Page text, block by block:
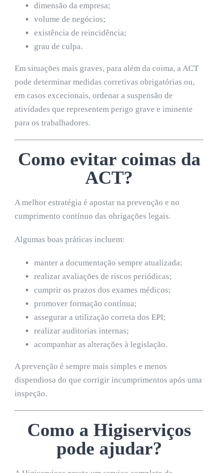
dimensão da empresa;
volume de negócios;
existência de reincidência;
grau de culpa.
Em situações mais graves, para além da coima, a ACT
pode determinar medidas corretivas obrigatórias ou,
em casos excecionais, ordenar a suspensão de
atividades que representem perigo grave e iminente
para os trabalhadores.
Como evitar coimas da
ACT?
A melhor estratégia é apostar na prevenção e no
cumprimento contínuo das obrigações legais.
Algumas boas práticas incluem:
manter a documentação sempre atualizada;
realizar avaliações de riscos periódicas;
cumprir os prazos dos exames médicos;
promover formação contínua;
assegurar a utilização correta dos EPI;
realizar auditorias internas;
acompanhar as alterações à legislação.
A prevenção é sempre mais simples e menos
dispendiosa do que corrigir incumprimentos após uma
inspeção.
Como a Higiserviços
pode ajudar?